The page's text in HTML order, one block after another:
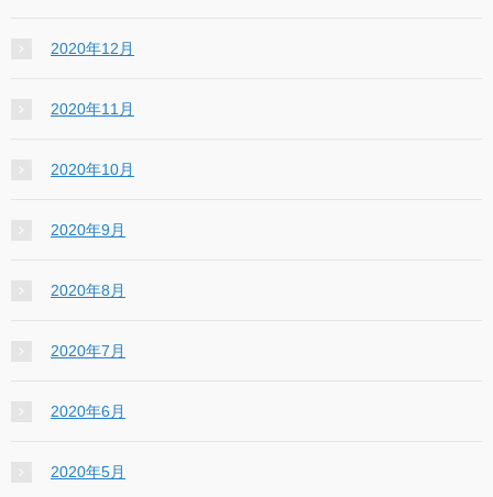
2020年12月
2020年11月
2020年10月
2020年9月
2020年8月
2020年7月
2020年6月
2020年5月